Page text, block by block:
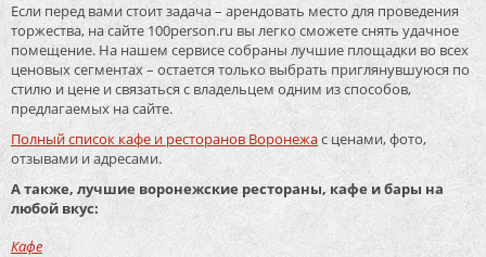
Если перед вами стоит задача – арендовать место для проведения
торжества, на сайте 100person.ru вы легко сможете снять удачное
помещение. На нашем сервисе собраны лучшие площадки во всех
ценовых сегментах – остается только выбрать приглянувшуюся по
стилю и цене и связаться с владельцем одним из способов,
предлагаемых на сайте.
Полный список кафе и ресторанов Воронежас ценами, фото,
отзывами и адресами.
А также, лучшие воронежские рестораны, кафе и бары на
любой вкус:
Кафе